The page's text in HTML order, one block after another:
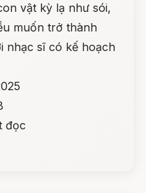
vật kỳ lạ như sói,
muốn trở thành
nhạc sĩ có kế hoạch
đọc